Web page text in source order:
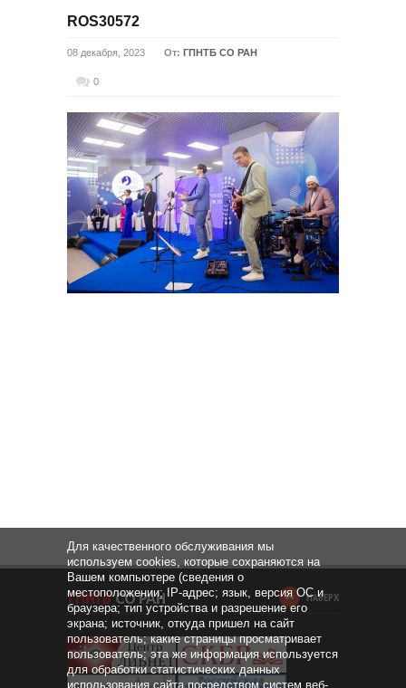
ROS30572
08 декабря, 2023 От: ГПНТБ СО РАН
0
НАВЕРХ
Для качественного обслуживания мы
используем cookies, которые сохраняются на
Вашем компьютере (сведения о
местоположении; IP-адрес; язык, версия ОС и
браузера; тип устройства и разрешение его
экрана; источник, откуда пришел на сайт
пользователь; какие страницы просматривает
пользователь; эта же информация используется
для обработки статистических данных
использования сайта посредством систем веб-